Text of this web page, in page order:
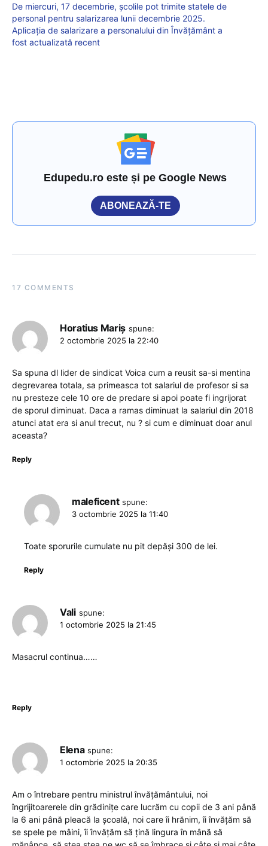
De miercuri, 17 decembrie, școlile pot trimite statele de
personal pentru salarizarea lunii decembrie 2025.
Aplicația de salarizare a personalului din Învățământ a
fost actualizată recent
Edupedu.ro este și pe Google News
ABONEAZĂ-TE
17 COMMENTS
Horatius Mariș spune:
2 octombrie 2025 la 22:40
Sa spuna dl lider de sindicat Voica cum a reusit sa-si mentina
degrevarea totala, sa primeasca tot salariul de profesor si sa
nu presteze cele 10 ore de predare si apoi poate fi ingrijorat
de sporul diminuat. Daca a ramas diminuat la salariul din 2018
atunci atat era si anul trecut, nu ? si cum e diminuat doar anul
aceasta?
Reply
maleficent spune:
3 octombrie 2025 la 11:40
Toate sporurile cumulate nu pit depăși 300 de lei.
Reply
Vali spune:
1 octombrie 2025 la 21:45
Masacrul continua……
Reply
Elena spune:
1 octombrie 2025 la 20:35
Am o întrebare pentru ministrul învățământului, noi
îngrijitoarerele din grădinițe care lucrăm cu copii de 3 ani până
la 6 ani până pleacă la școală, noi care îi hrănim, îi învățăm să
se spele pe mâini, îi învățăm să țină lingura în mână să